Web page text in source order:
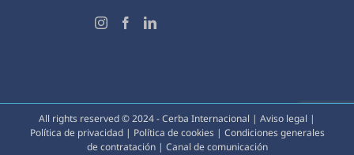
All rights reserved © 2024 - Cerba Internacional | Aviso legal |
Política de privacidad | Política de cookies | Condiciones generales
de contratación| Canal de comunicación